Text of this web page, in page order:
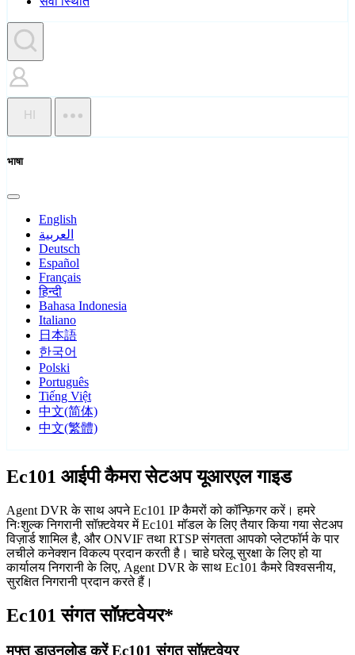
HI
भाषा
English
العربية
Deutsch
Español
Français
हिन्दी
Bahasa Indonesia
Italiano
日本語
한국어
Polski
Português
Tiếng Việt
中文(简体)
中文(繁體)
Ec101 आईपी कैमरा सेटअप यूआरएल गाइड
Agent DVR के साथ अपने Ec101 IP कैमरों को कॉन्फ़िगर करें। हमरे
निःशुल्क निगरानी सॉफ़्टवेयर में Ec101 मॉडल के लिए तैयार किया गया सेटअप
विज़ार्ड शामिल है, और ONVIF तथा RTSP संगतता आपको प्लेटफॉर्म के पार
लचीले कनेक्शन विकल्प प्रदान करती है। चाहे घरेलू सुरक्षा के लिए हो या
कार्यालय निगरानी के लिए, Agent DVR के साथ Ec101 कैमरे विश्वसनीय,
सुरक्षित निगरानी प्रदान करते हैं।
Ec101 संगत सॉफ़्टवेयर*
मुफ्त डाउनलोड करें Ec101 संगत सॉफ़्टवेयर